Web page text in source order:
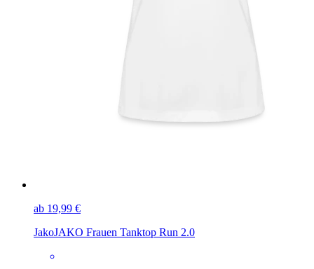
ab 19,99 €
JakoJAKO Frauen Tanktop Run 2.0